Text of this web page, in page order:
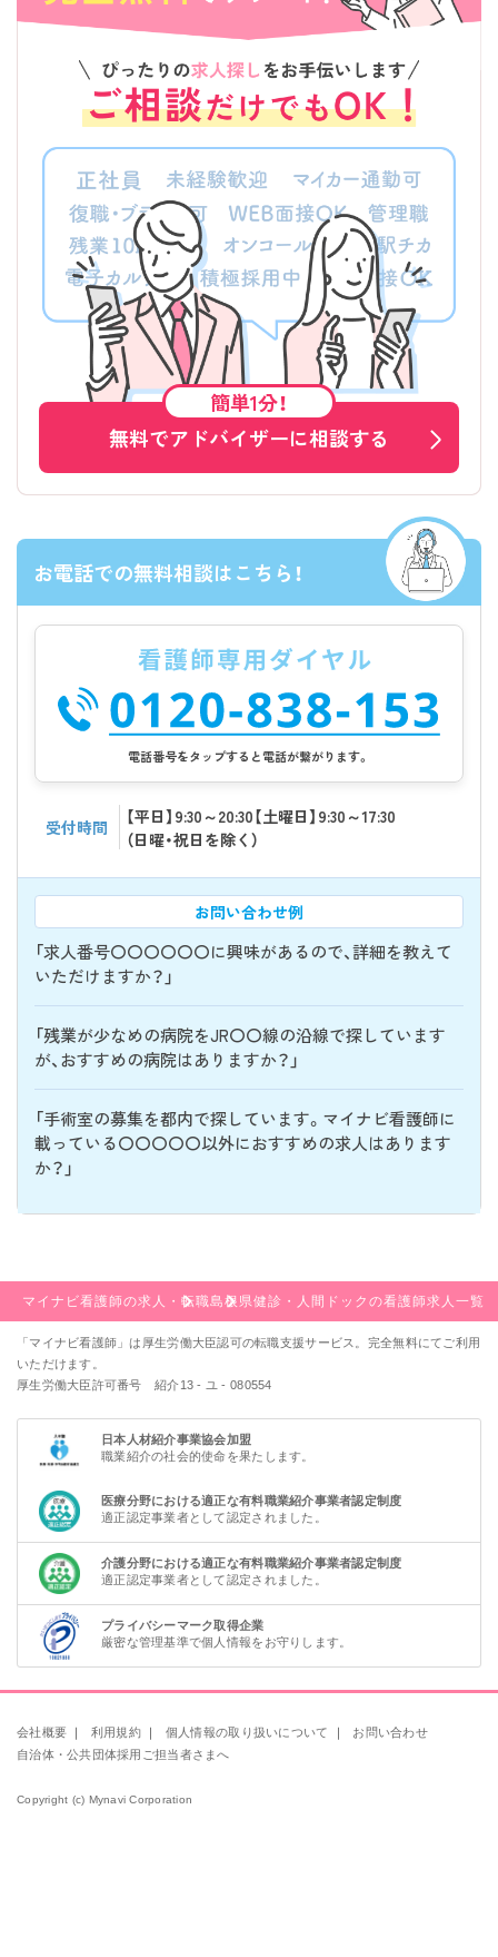
簡単1分！
無料でアドバイザーに相談する
お電話での無料相談はこちら！
電話番号をタップすると電話が繋がります。
受付時間
【平日】9:30～20:30【土曜日】9:30～17:30
（日曜・祝日を除く）
お問い合わせ例
「求人番号〇〇〇〇〇〇に興味があるので、詳細を教えて
いただけますか？」
「残業が少なめの病院をJR〇〇線の沿線で探しています
が、おすすめの病院はありますか？」
「手術室の募集を都内で探しています。マイナビ看護師に
載っている〇〇〇〇〇以外におすすめの求人はあります
か？」
マイナビ看護師の求人・転職島根県健診・人間ドックの看護師求人一覧
「マイナビ看護師」は厚生労働大臣認可の転職支援サービス。完全無料にてご利用
いただけます。
厚生労働大臣許可番号 紹介13 - ユ - 080554
日本人材紹介事業協会加盟
職業紹介の社会的使命を果たします。
医療分野における適正な有料職業紹介事業者認定制度
適正認定事業者として認定されました。
介護分野における適正な有料職業紹介事業者認定制度
適正認定事業者として認定されました。
プライバシーマーク取得企業
厳密な管理基準で個人情報をお守りします。
会社概要 利用規約 個人情報の取り扱いについて
お問い合わせ
自治体・公共団体採用ご担当者さまへ
Copyright (c) Mynavi Corporation